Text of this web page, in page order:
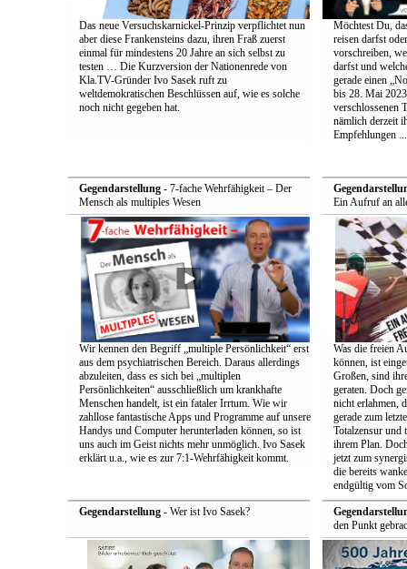
Das neue Versuchskarnickel-Prinzip verpflichtet nun
aber diese Frankensteins dazu, ihren Fraß zuerst
einmal für mindestens 20 Jahre an sich selbst zu
testen … Die Kurzversion der Nationenrede von
Kla.TV-Gründer Ivo Sasek ruft zu
weltdemokratischen Beschlüssen auf, wie es solche
noch nicht gegeben hat.
Möchtest Du,
reisen darfst
vorschreiben,
darfst und
gerade einen
bis 28. Mai
verschlossenen
nämlich derzeit
Empfehlungen ...
Gegendarstellung- 7-fache Wehrfähigkeit – Der
Mensch als multiples Wesen
Wir kennen den Begriff „multiple Persönlichkeit“ erst
aus dem psychiatrischen Bereich. Daraus allerdings
abzuleiten, dass es sich bei „multiplen
Persönlichkeiten“ ausschließlich um krankhafte
Menschen handelt, ist ein fataler Irrtum. Wie wir
zahllose fantastische Apps und Programme auf unsere
Handys und Computer herunterladen können, so ist
uns auch im Geist nichts mehr unmöglich. Ivo Sasek
erklärt u.a., wie es zur 7:1-Wehrfähigkeit kommt.
Ein Aufruf an
Was die freien
können, ist
Großen, sind
geraten. Doch
nicht erlahmen,
gerade zum
Totalzensur und
ihrem Plan.
jetzt zum
die bereits
endgültig vom
Gegendarstellung- Wer ist Ivo Sasek?
den Punkt